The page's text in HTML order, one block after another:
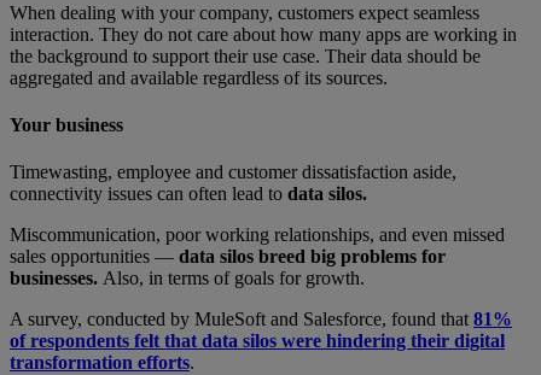
When dealing with your company, customers expect seamless
interaction. They do not care about how many apps are working in
the background to support their use case. Their data should be
aggregated and available regardless of its sources.
Your business
Timewasting, employee and customer dissatisfaction aside,
connectivity issues can often lead to data silos.
Miscommunication, poor working relationships, and even missed
sales opportunities — data silos breed big problems for
businesses. Also, in terms of goals for growth.
A survey, conducted by MuleSoft and Salesforce, found that 81%
of respondents felt that data silos were hindering their digital
transformation efforts.